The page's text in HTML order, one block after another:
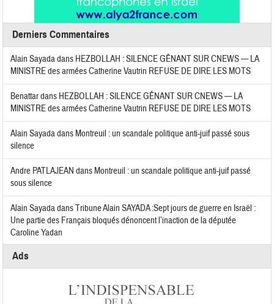
Derniers Commentaires
Alain Sayadadans HEZBOLLAH : SILENCE GÊNANT SUR CNEWS — LA
MINISTRE des armées Catherine Vautrin REFUSE DE DIRE LES MOTS
Benattardans HEZBOLLAH : SILENCE GÊNANT SUR CNEWS — LA
MINISTRE des armées Catherine Vautrin REFUSE DE DIRE LES MOTS
Alain Sayadadans Montreuil : un scandale politique anti-juif passé sous
silence
Andre PATLAJEAN dans Montreuil : un scandale politique anti-juif passé
sous silence
Alain SayadadansTribune Alain SAYADA :Sept jours de guerre en Israël :
Une partie des Français bloqués dénoncent l’inaction de la députée
Caroline Yadan
Ads